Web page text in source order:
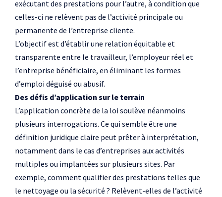
exécutant des prestations pour l’autre, à condition que
celles-ci ne relèvent pas de l’activité principale ou
permanente de l’entreprise cliente.
L’objectif est d’établir une relation équitable et
transparente entre le travailleur, l’employeur réel et
l’entreprise bénéficiaire, en éliminant les formes
d’emploi déguisé ou abusif.
Des défis d’application sur le terrain
L’application concrète de la loi soulève néanmoins
plusieurs interrogations. Ce qui semble être une
définition juridique claire peut prêter à interprétation,
notamment dans le cas d’entreprises aux activités
multiples ou implantées sur plusieurs sites. Par
exemple, comment qualifier des prestations telles que
le nettoyage ou la sécurité ? Relèvent-elles de l’activité